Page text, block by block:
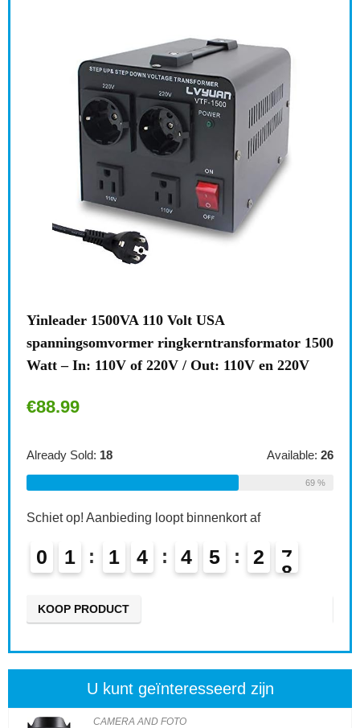
Yinleader 1500VA 110 Volt USA
spanningsomvormer ringkerntransformator 1500
Watt – In: 110V of 220V / Out: 110V en 220V
€88.99
Already Sold: 18 Available: 26
69 %
Schiet op! Aanbieding loopt binnenkort af
0 1 1 4 4 5 2 6
7
KOOP PRODUCT
U kunt geïnteresseerd zijn
CAMERA AND FOTO